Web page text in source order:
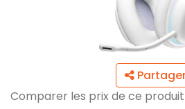
Comparer les prix de ce produit